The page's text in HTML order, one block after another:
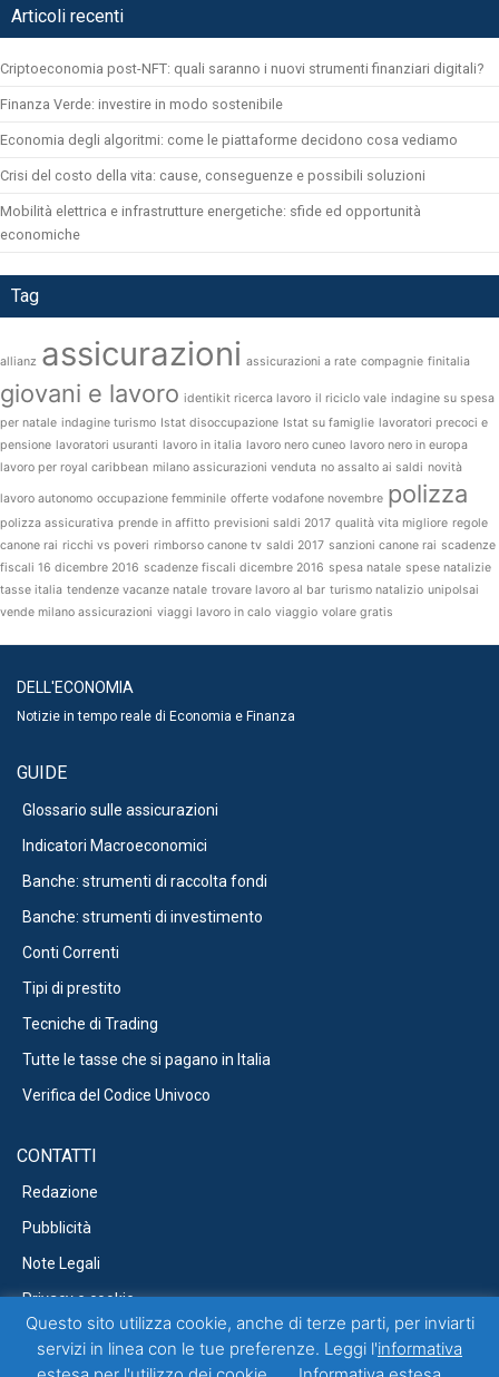
Articoli recenti
Criptoeconomia post-NFT: quali saranno i nuovi strumenti finanziari digitali?
Finanza Verde: investire in modo sostenibile
Economia degli algoritmi: come le piattaforme decidono cosa vediamo
Crisi del costo della vita: cause, conseguenze e possibili soluzioni
Mobilità elettrica e infrastrutture energetiche: sfide ed opportunità
economiche
Tag
allianz assicurazioni assicurazioni a rate compagnie finitalia
giovani e lavoro identikit ricerca lavoro il riciclo vale indagine su spesa
per natale indagine turismo Istat disoccupazione Istat su famiglie lavoratori precoci e
pensione lavoratori usuranti lavoro in italia lavoro nero cuneo lavoro nero in europa
lavoro per royal caribbean milano assicurazioni venduta no assalto ai saldi novità
lavoro autonomo occupazione femminile offerte vodafone novembre polizza
polizza assicurativa prende in affitto previsioni saldi 2017 qualità vita migliore regole
canone rai ricchi vs poveri rimborso canone tv saldi 2017 sanzioni canone rai scadenze
fiscali 16 dicembre 2016 scadenze fiscali dicembre 2016 spesa natale spese natalizie
tasse italia tendenze vacanze natale trovare lavoro al bar turismo natalizio unipolsai
vende milano assicurazioni viaggi lavoro in calo viaggio volare gratis
DELL'ECONOMIA
Notizie in tempo reale di Economia e Finanza
GUIDE
Glossario sulle assicurazioni
Indicatori Macroeconomici
Banche: strumenti di raccolta fondi
Banche: strumenti di investimento
Conti Correnti
Tipi di prestito
Tecniche di Trading
Tutte le tasse che si pagano in Italia
Verifica del Codice Univoco
CONTATTI
Redazione
Pubblicità
Note Legali
Privacy e cookie
Questo sito utilizza cookie, anche di terze parti, per inviarti
servizi in linea con le tue preferenze. Leggi l'informativa